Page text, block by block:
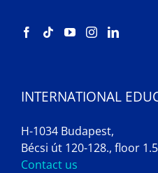
INTERNATIONAL
H-1034 Budapest,
Bécsi út 120-128., floor
Contact us